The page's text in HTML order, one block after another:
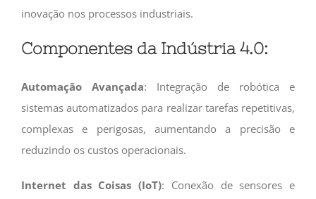
inovação nos processos industriais.
Componentes da Indústria 4.0:
Automação Avançada: Integração de robótica e
sistemas automatizados para realizar tarefas repetitivas,
complexas e perigosas, aumentando a precisão e
reduzindo os custos operacionais.
Internet das Coisas (IoT): Conexão de sensores e